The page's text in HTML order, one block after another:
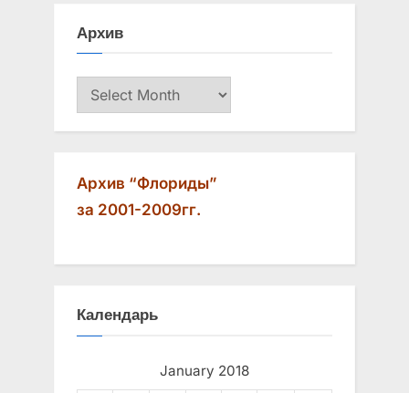
t
Архив
Архив
Архив “Флориды”
за 2001-2009гг.
Календарь
January 2018